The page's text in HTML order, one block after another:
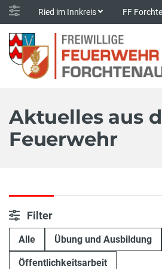
Ried im Innkreis FF
Aktuelles aus
Feuerwehr
Filter
Alle Übung und Ausbildung
Öffentlichkeitsarbeit